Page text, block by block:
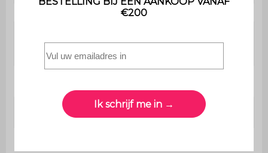
rugschuim
(30kg/m3)
Diepte zitvlak 80 cm